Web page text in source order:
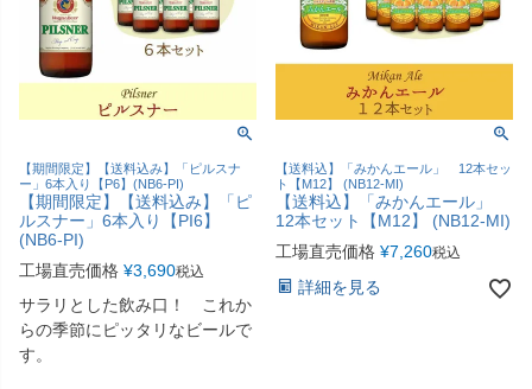
【期間限定】【送料込み】「ピルスナ
ー」6本入り【P6】(NB6-PI)
【期間限定】【送料込み】「ピ
ルスナー」6本入り【PI6】
(NB6-PI)
工場直売価格 ¥3,690税込
サラリとした飲み口！ これか
らの季節にピッタリなビールで
す。
【送料込】「みかんエール」 12本セッ
ト【M12】 (NB12-MI)
【送料込】「みかんエール」
12本セット【M12】 (NB12-MI)
工場直売価格 ¥7,260税込
詳細を見る